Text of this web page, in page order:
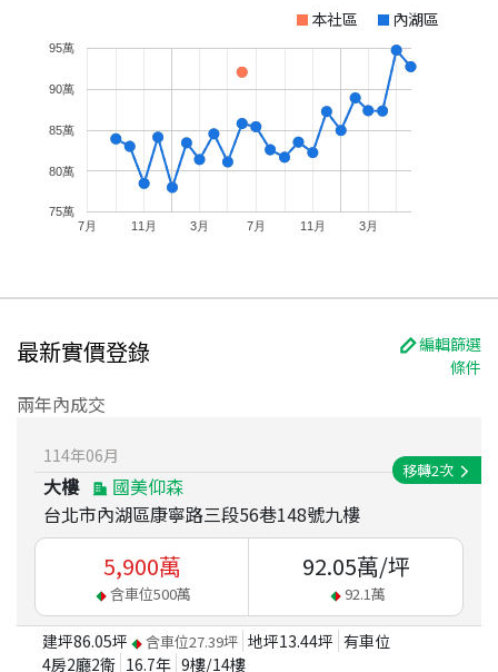
本社區 內湖區
7月 11月 3月 7月 11月 3月
75萬
80萬
85萬
90萬
95萬
最新實價登錄
編輯篩選
條件
兩年內成交
114年06月
大樓
國美仰森
台北市內湖區康寧路三段56巷148號九樓
移轉2次
5,900萬
含車位500萬
92.05萬/坪
92.1萬
建坪86.05坪 含車位27.39坪 地坪13.44坪 有車位
4房2廳2衛 16.7年 9樓/14樓